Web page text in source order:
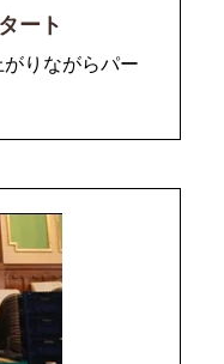
ート
りながらパー